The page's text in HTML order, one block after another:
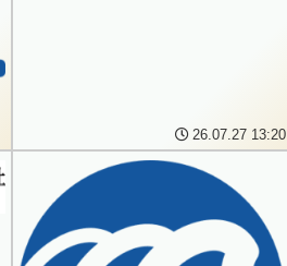
26.07.27 13:20